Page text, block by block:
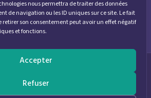
nous permettra de traiter des données
de navigation ou les ID uniques sur ce site. Le fait
retirer son consentement peut avoir un effet négatif
et fonctions.
Accepter
Refuser
Provence— Pharmacie des Bastides